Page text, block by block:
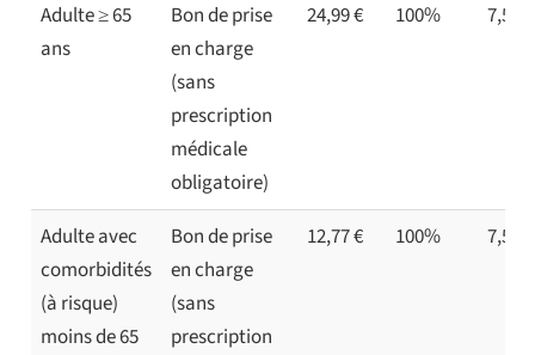
Adulte ≥ 65
ans
Bon de prise
en charge
(sans
prescription
médicale
obligatoire)
24,99 € 100% 7,50 €
Adulte avec
comorbidités
(à risque)
moins de 65
Bon de prise
en charge
(sans
prescription
12,77 € 100% 7,50 €